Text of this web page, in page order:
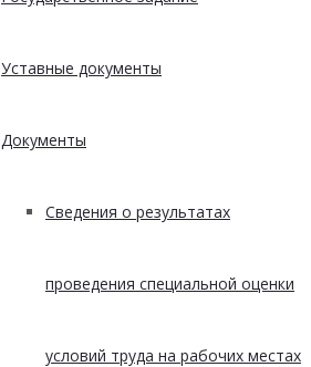
Уставные документы
Документы
Сведения о результатах
проведения специальной оценки
условий труда на рабочих местах